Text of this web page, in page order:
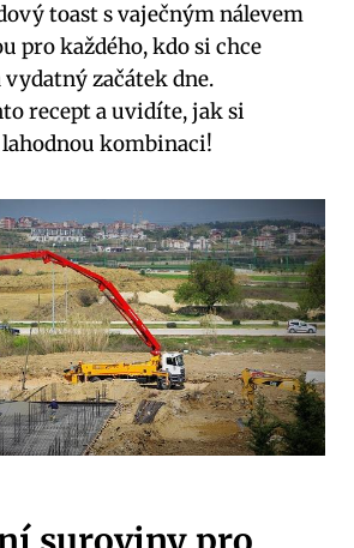
toast s vaječným nálevem
pro každého, kdo si chce
začátek dne.
recept a uvidíte, jak si
kombinaci!